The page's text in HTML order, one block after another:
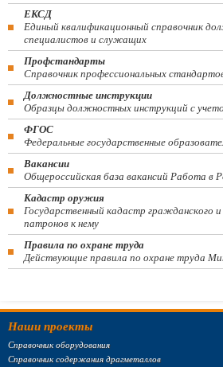
ЕКСД
Единый квалификационный справочник
специалистов и служащих
Профстандарты
Справочник профессиональных
Должностные инструкции
Образцы должностных инструкций с
ФГОС
Федеральные государственные
Вакансии
Общероссийская база вакансий Работа в
Кадастр оружия
Государственный кадастр гражданского
патронов к нему
Правила по охране труда
Действующие правила по охране труда
Наши проекты
Справочник оборудования
Справочник содержания драгметаллов